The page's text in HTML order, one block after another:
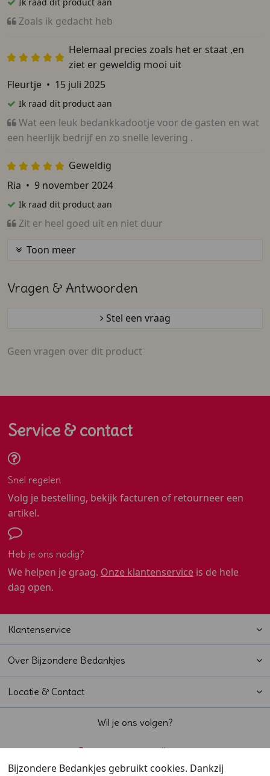
Zoals ik gedacht heb
Helemaal precies zoals het er staat ,en
ziet er geweldig mooi uit
Fleurtje • 15 juli 2025
Ik raad dit product aan
Wat een leuk bedankkadootje voor de gasten en wat
een heerlijk bedrijf en zo snelle levering .
Geweldig
Ria • 9 november 2024
Ik raad dit product aan
Zit er heel goed uit en niet duur
Toon meer
Vragen & Antwoorden
Stel een vraag
Geen vragen over dit product
Service & contact
Snel regelen
Volg je bestelling, bekijk facturen of retourneer een
artikel.
Heb je ons nodig?
We helpen je graag. Onze klantenserviceis de hele
dag open.
Klantenservice
Over Bijzondere Bedankjes
Locatie & Contact
Wil je ons volgen?
Bijzondere Bedankjes gebruikt cookies. Dankzij